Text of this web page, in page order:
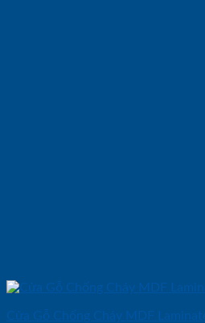
Cửa Gỗ Chống Cháy MDF Laminate